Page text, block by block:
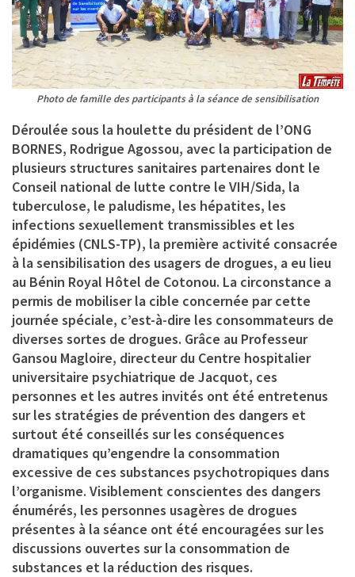
Photo de famille des participants à la séance de sensibilisation
Déroulée sous la houlette du président de l’ONG
BORNES, Rodrigue Agossou, avec la participation de
plusieurs structures sanitaires partenaires dont le
Conseil national de lutte contre le VIH/Sida, la
tuberculose, le paludisme, les hépatites, les
infections sexuellement transmissibles et les
épidémies (CNLS-TP), la première activité consacrée
à la sensibilisation des usagers de drogues, a eu lieu
au Bénin Royal Hôtel de Cotonou. La circonstance a
permis de mobiliser la cible concernée par cette
journée spéciale, c’est-à-dire les consommateurs de
diverses sortes de drogues. Grâce au Professeur
Gansou Magloire, directeur du Centre hospitalier
universitaire psychiatrique de Jacquot, ces
personnes et les autres invités ont été entretenus
sur les stratégies de prévention des dangers et
surtout été conseillés sur les conséquences
dramatiques qu’engendre la consommation
excessive de ces substances psychotropiques dans
l’organisme. Visiblement conscientes des dangers
énumérés, les personnes usagères de drogues
présentes à la séance ont été encouragées sur les
discussions ouvertes sur la consommation de
substances et la réduction des risques.